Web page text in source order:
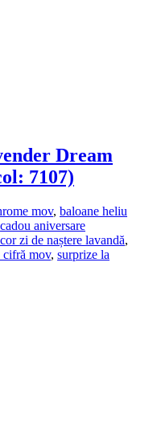
Dream
7107)
mov, baloane heliu
cadou aniversare
zi de naștere lavandă,
cifră mov, surprize la